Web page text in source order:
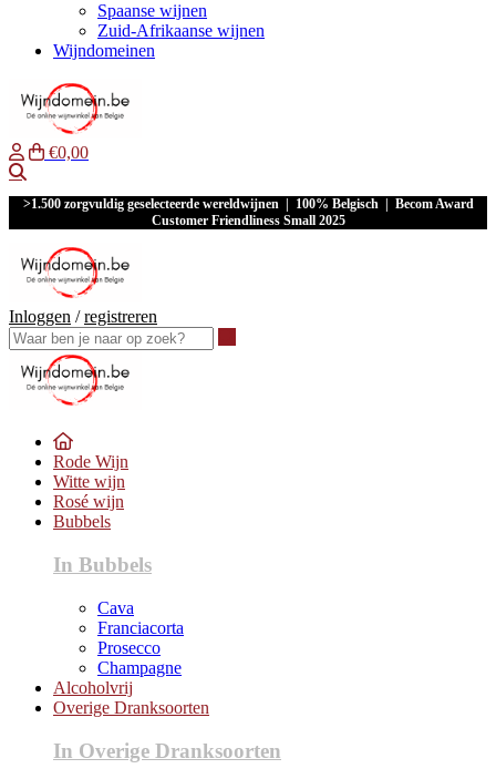
Spaanse wijnen
Zuid-Afrikaanse wijnen
Wijndomeinen
€0,00
>1.500 zorgvuldig geselecteerde wereldwijnen | 100% Belgisch | Becom Award
Customer Friendliness Small 2025
Inloggen /registreren
Rode Wijn
Witte wijn
Rosé wijn
Bubbels
In Bubbels
Cava
Franciacorta
Prosecco
Champagne
Alcoholvrij
Overige Dranksoorten
In Overige Dranksoorten